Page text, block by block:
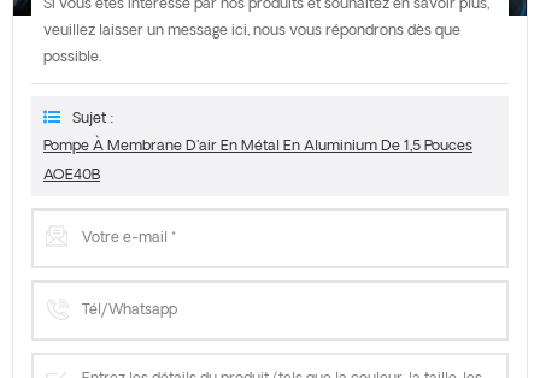
Si vous êtes intéressé par nos produits et souhaitez en savoir plus,
veuillez laisser un message ici, nous vous répondrons dès que
possible.
Sujet :
Pompe À Membrane D'air En Métal En Aluminium De 1,5 Pouces
AOE40B